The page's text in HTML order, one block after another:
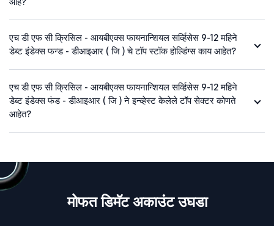
एच डी एफ सी क्रिसिल - आयबीएक्स फायनान्शियल सर्व्हिसेस 9-12 महिने
डेब्ट इंडेक्स फन्ड - डीआइआर ( जि ) चे टॉप स्टॉक होल्डिंग्स काय आहेत?
एच डी एफ सी क्रिसिल - आयबीएक्स फायनान्शियल सर्व्हिसेस 9-12 महिने
डेब्ट इंडेक्स फंड - डीआइआर ( जि ) ने इन्व्हेस्ट केलेले टॉप सेक्टर कोणते
आहेत?
मोफत डिमॅट अकाउंट उघडा